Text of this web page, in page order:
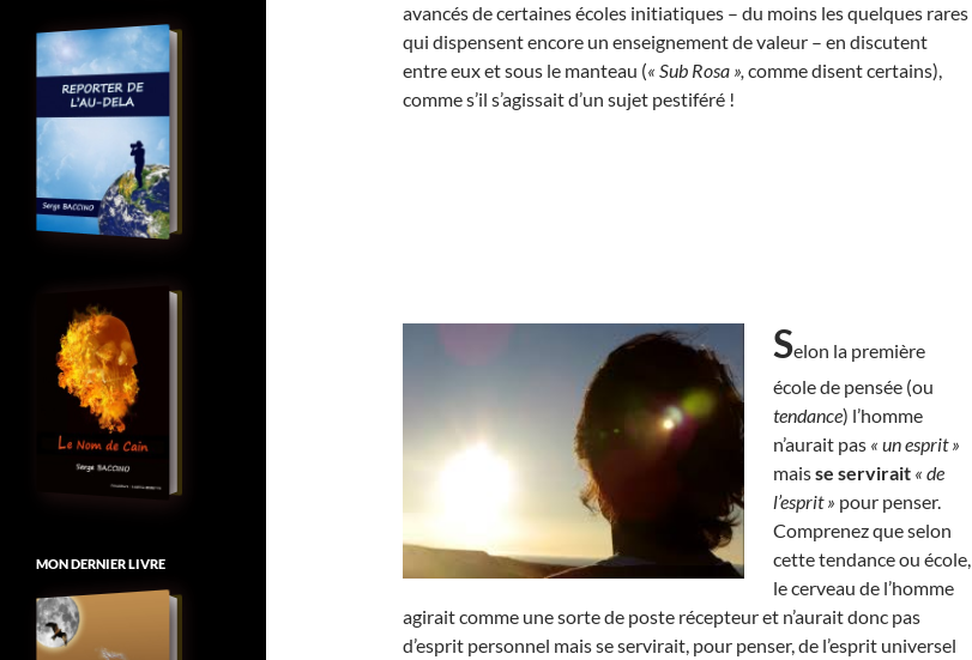
avancés de certaines écoles initiatiques – du moins les quelques rares
qui dispensent encore un enseignement de valeur – en discutent
entre eux et sous le manteau (« Sub Rosa », comme disent certains),
comme s’il s’agissait d’un sujet pestiféré !
Selon la première
école de pensée (ou
tendance) l’homme
n’aurait pas « un esprit »
maisse servirait « de
l’esprit » pour penser.
Comprenez que selon
cette tendance ou école,
le cerveau de l’homme
agirait comme une sorte de poste récepteur et n’aurait donc pas
d’esprit personnel mais se servirait, pour penser, de l’esprit universel
MON DERNIER LIVRE